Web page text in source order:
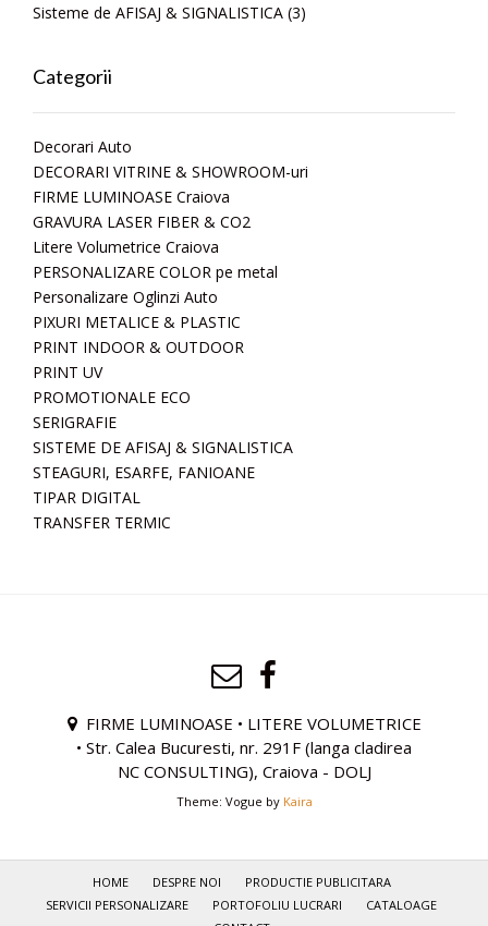
Sisteme de AFISAJ & SIGNALISTICA (3)
Categorii
Decorari Auto
DECORARI VITRINE & SHOWROOM-uri
FIRME LUMINOASE Craiova
GRAVURA LASER FIBER & CO2
Litere Volumetrice Craiova
PERSONALIZARE COLOR pe metal
Personalizare Oglinzi Auto
PIXURI METALICE & PLASTIC
PRINT INDOOR & OUTDOOR
PRINT UV
PROMOTIONALE ECO
SERIGRAFIE
SISTEME DE AFISAJ & SIGNALISTICA
STEAGURI, ESARFE, FANIOANE
TIPAR DIGITAL
TRANSFER TERMIC
FIRME LUMINOASE • LITERE VOLUMETRICE
• Str. Calea Bucuresti, nr. 291F (langa cladirea
NC CONSULTING), Craiova - DOLJ
Theme: Vogue by Kaira
HOME DESPRE NOI
PRODUCTIE PUBLICITARA
SERVICII PERSONALIZARE
PORTOFOLIU LUCRARI
CATALOAGE